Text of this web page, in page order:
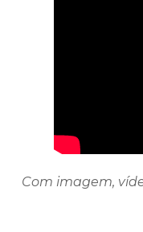
Com imagem,